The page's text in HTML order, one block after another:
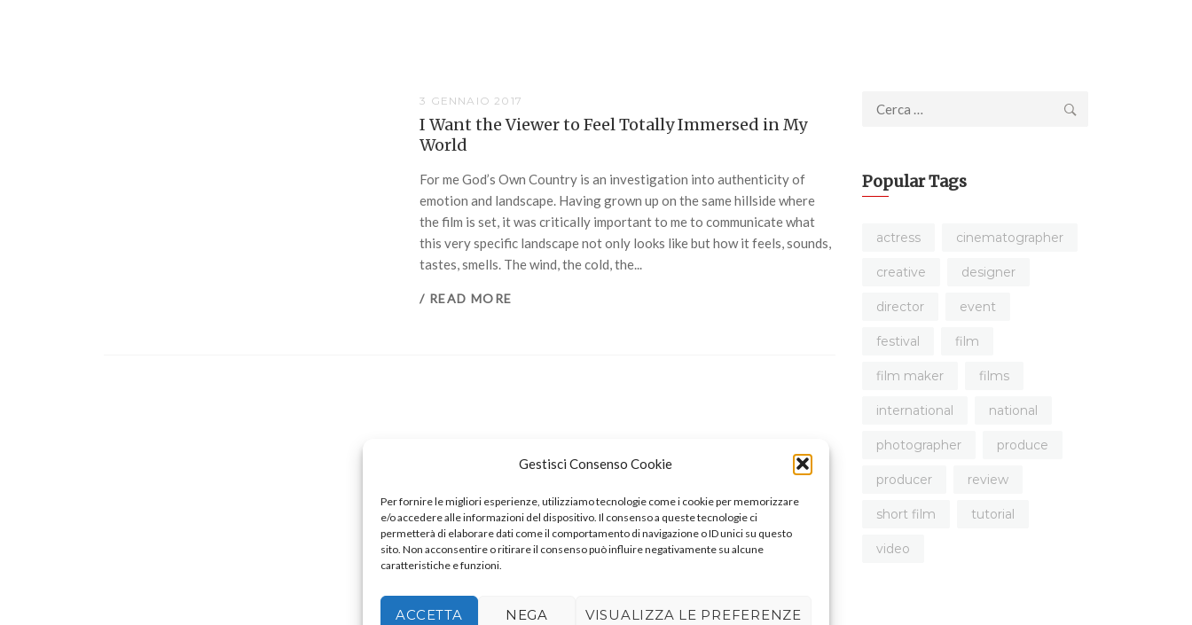
Gestisci Consenso Cookie
Per fornire le migliori esperienze, utilizziamo tecnologie come i cookie per memorizzare
e/o accedere alle informazioni del dispositivo. Il consenso a queste tecnologie ci
permetterà di elaborare dati come il comportamento di navigazione o ID unici su questo
sito. Non acconsentire o ritirare il consenso può influire negativamente su alcune
caratteristiche e funzioni.
ACCETTA NEGA VISUALIZZA LE PREFERENZE
3 GENNAIO 2017
I Want the Viewer to Feel Totally Immersed in My
World
For me God’s Own Country is an investigation into authenticity of
emotion and landscape. Having grown up on the same hillside where
the film is set, it was critically important to me to communicate what
this very specific landscape not only looks like but how it feels, sounds,
tastes, smells. The wind, the cold, the...
/ READ MORE
Ricerca
Popular Tags
actress cinematographer
creative designer
director event
festival film
film maker films
international national
photographer produce
producer review
short film tutorial
video